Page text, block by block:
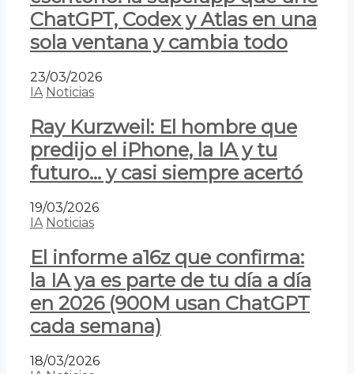
ChatGPT, Codex y Atlas en una
sola ventana y cambia todo
23/03/2026
IA Noticias
Ray Kurzweil: El hombre que
predijo el iPhone, la IA y tu
futuro… y casi siempre acertó
19/03/2026
IA Noticias
El informe a16z que confirma:
la IA ya es parte de tu día a día
en 2026 (900M usan ChatGPT
cada semana)
18/03/2026